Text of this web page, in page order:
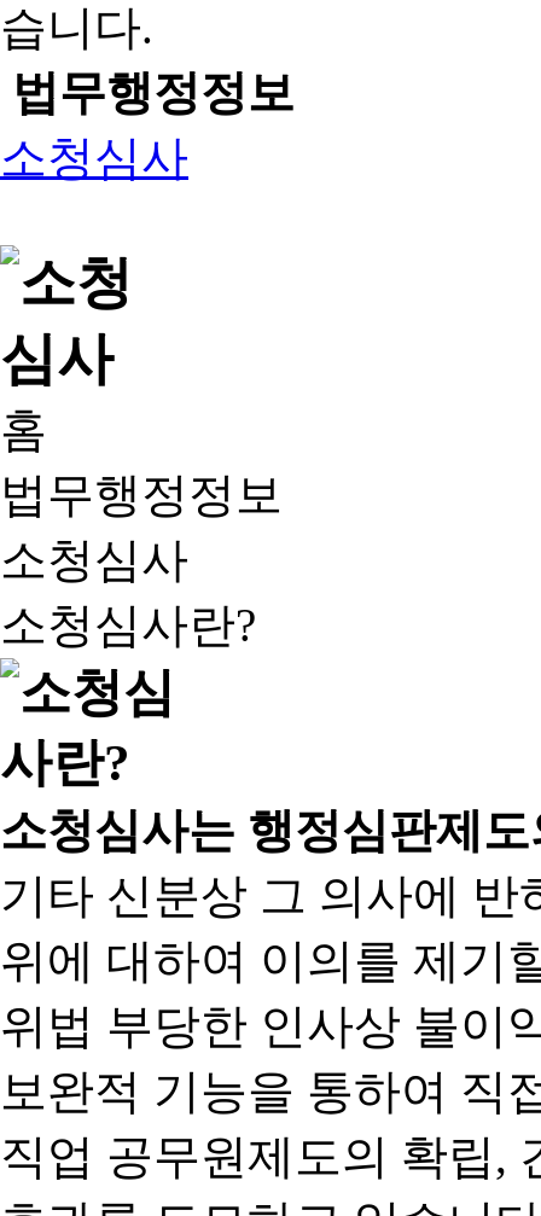
습니다.
법무행정정보
소청심사
홈
법무행정정보
소청심사
소청심사란?
소청심사는 행정심판제
기타 신분상 그 의사에
위에 대하여 이의를 제기
위법 부당한 인사상 불이
보완적 기능을 통하여 직
직업 공무원제도의 확립,